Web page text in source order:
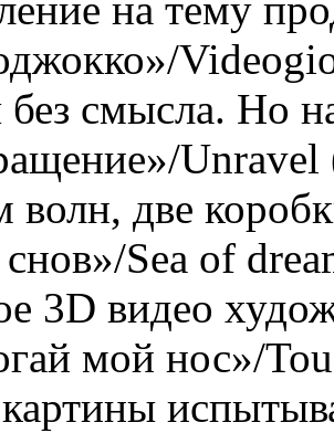
на тему
смысла. Но
Unravel
две
Sea of
3D видео
мой нос»/